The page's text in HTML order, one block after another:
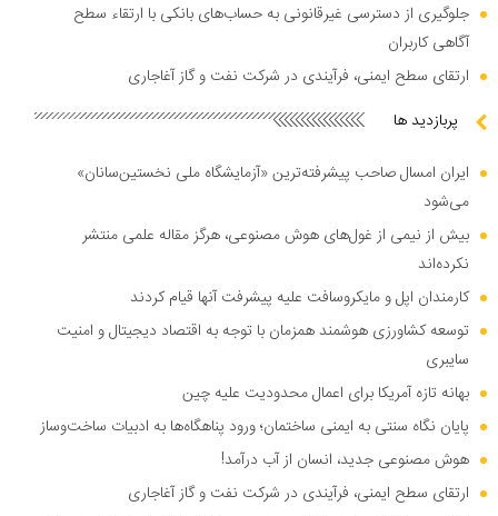
جلوگیری از دسترسی غیرقانونی به حساب‌های بانکی با ارتقاء سطح
آگاهی کاربران
ارتقای سطح ایمنی، فرآیندی در شرکت نفت و گاز آغاجاری
پربازدید ها
ایران امسال صاحب پیشرفته‌ترین «آزمایشگاه ملی نخستین‌سانان»
می‌شود
بیش از نیمی از غول‌های هوش مصنوعی، هرگز مقاله علمی منتشر
نکرده‌اند
کارمندان اپل و مایکروسافت علیه پیشرفت آنها قیام کردند
توسعه کشاورزی هوشمند همزمان با توجه به اقتصاد دیجیتال و امنیت
سایبری
بهانه تازه آمریکا برای اعمال محدودیت علیه چین
پایان نگاه سنتی به ایمنی ساختمان؛ ورود پناهگاه‌ها به ادبیات ساخت‌وساز
هوش مصنوعی جدید، انسان از آب درآمد!
ارتقای سطح ایمنی، فرآیندی در شرکت نفت و گاز آغاجاری